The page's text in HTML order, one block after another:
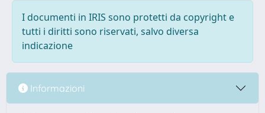
I documenti in IRIS sono protetti da copyright e
tutti i diritti sono riservati, salvo diversa
indicazione
Informazioni